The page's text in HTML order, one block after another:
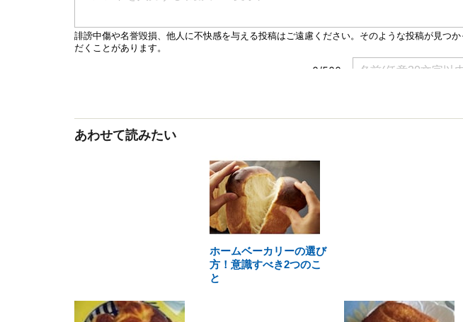
あわせて読みたい
ホームベーカリーの選び
方！意識すべき2つのこ
と